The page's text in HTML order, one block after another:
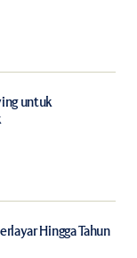
untuk
Hingga Tahun